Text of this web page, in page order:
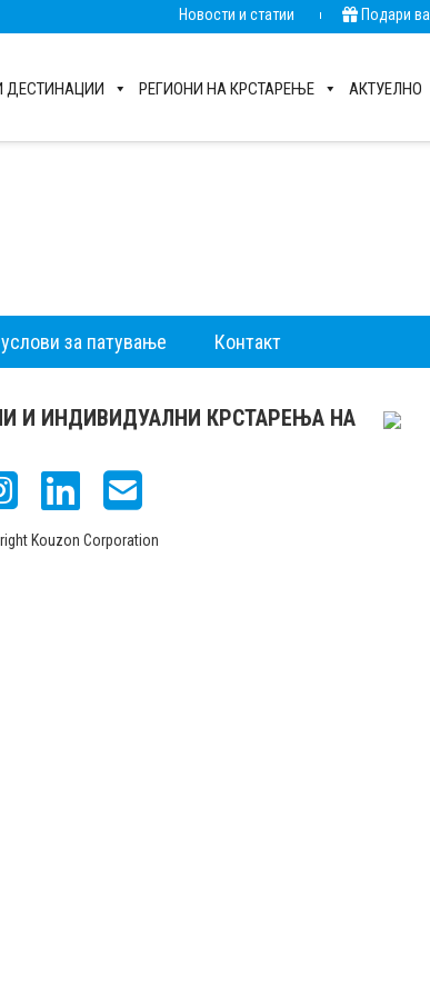
Новости и статии Подари
ДЕСТИНАЦИИ РЕГИОНИ НА КРСТАРЕЊЕ АКТУЕЛНО
за патување Контакт
И ИНДИВИДУАЛНИ КРСТАРЕЊА НА
Kouzon Corporation